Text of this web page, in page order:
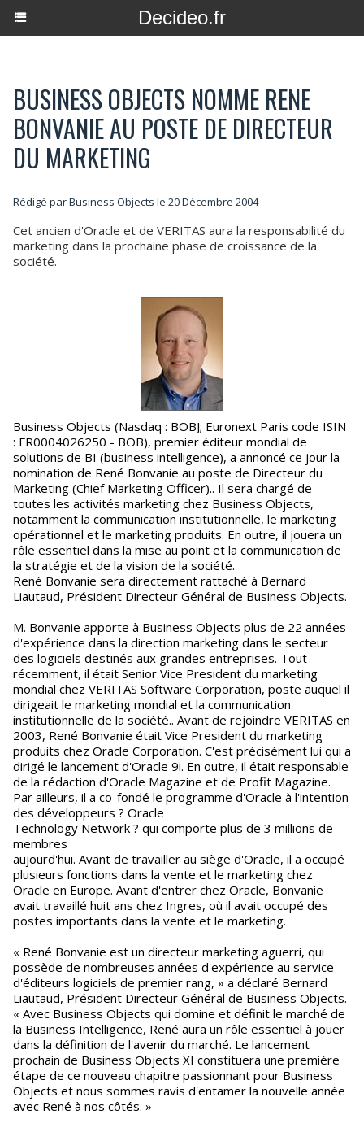
Decideo.fr
BUSINESS OBJECTS NOMME RENE
BONVANIE AU POSTE DE DIRECTEUR
DU MARKETING
Rédigé par Business Objects le 20 Décembre 2004
Cet ancien d'Oracle et de VERITAS aura la responsabilité du
marketing dans la prochaine phase de croissance de la
société.
Business Objects (Nasdaq : BOBJ; Euronext Paris code ISIN
: FR0004026250 - BOB), premier éditeur mondial de
solutions de BI (business intelligence), a annoncé ce jour la
nomination de René Bonvanie au poste de Directeur du
Marketing (Chief Marketing Officer).. Il sera chargé de
toutes les activités marketing chez Business Objects,
notamment la communication institutionnelle, le marketing
opérationnel et le marketing produits. En outre, il jouera un
rôle essentiel dans la mise au point et la communication de
la stratégie et de la vision de la société.
René Bonvanie sera directement rattaché à Bernard
Liautaud, Président Directeur Général de Business Objects.
M. Bonvanie apporte à Business Objects plus de 22 années
d'expérience dans la direction marketing dans le secteur
des logiciels destinés aux grandes entreprises. Tout
récemment, il était Senior Vice President du marketing
mondial chez VERITAS Software Corporation, poste auquel il
dirigeait le marketing mondial et la communication
institutionnelle de la société.. Avant de rejoindre VERITAS en
2003, René Bonvanie était Vice President du marketing
produits chez Oracle Corporation. C'est précisément lui qui a
dirigé le lancement d'Oracle 9i. En outre, il était responsable
de la rédaction d'Oracle Magazine et de Profit Magazine.
Par ailleurs, il a co-fondé le programme d'Oracle à l'intention
des développeurs ? Oracle
Technology Network ? qui comporte plus de 3 millions de
membres
aujourd'hui. Avant de travailler au siège d'Oracle, il a occupé
plusieurs fonctions dans la vente et le marketing chez
Oracle en Europe. Avant d'entrer chez Oracle, Bonvanie
avait travaillé huit ans chez Ingres, où il avait occupé des
postes importants dans la vente et le marketing.
« René Bonvanie est un directeur marketing aguerri, qui
possède de nombreuses années d'expérience au service
d'éditeurs logiciels de premier rang, » a déclaré Bernard
Liautaud, Président Directeur Général de Business Objects.
« Avec Business Objects qui domine et définit le marché de
la Business Intelligence, René aura un rôle essentiel à jouer
dans la définition de l'avenir du marché. Le lancement
prochain de Business Objects XI constituera une première
étape de ce nouveau chapitre passionnant pour Business
Objects et nous sommes ravis d'entamer la nouvelle année
avec René à nos côtés. »